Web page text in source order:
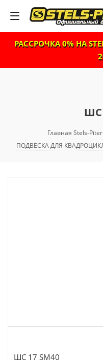
РАССРОЧКА 0% НА
ШС
Главная Stels-Piter
ПОДВЕСКА ДЛЯ
ШС 17 SM40